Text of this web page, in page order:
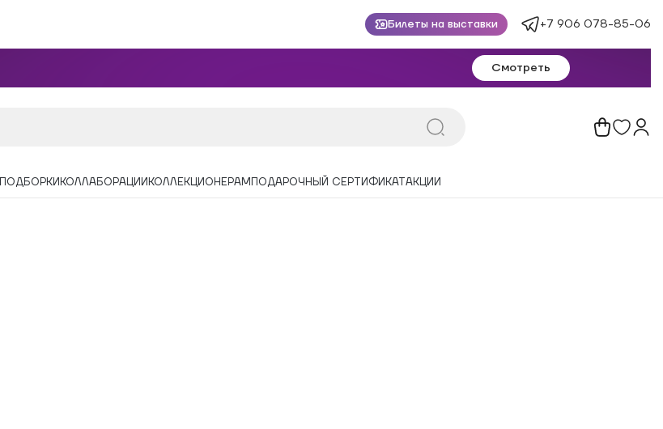
Билеты на выставки +7 906 078-85-06
Смотреть
ПОДБОРКИ КОЛЛАБОРАЦИИ КОЛЛЕКЦИОНЕРАМ ПОДАРОЧНЫЙ СЕРТИФИКАТАКЦИИ